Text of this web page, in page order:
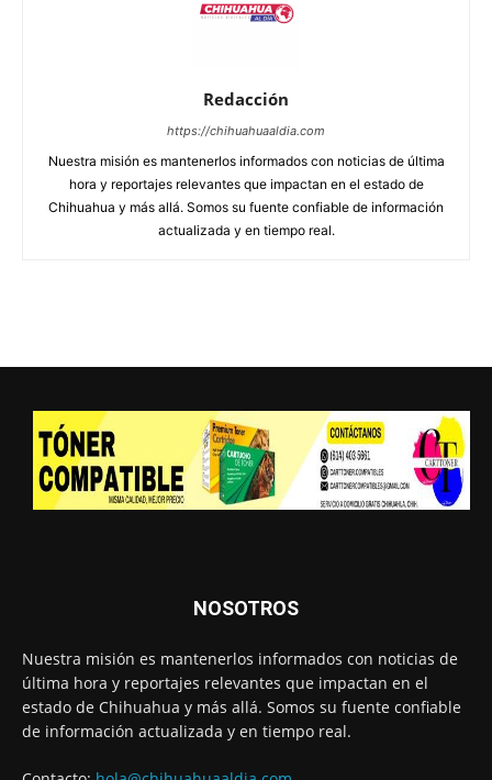
Redacción
https://chihuahuaaldia.com
Nuestra misión es mantenerlos informados con noticias de última
hora y reportajes relevantes que impactan en el estado de
Chihuahua y más allá. Somos su fuente confiable de información
actualizada y en tiempo real.
NOSOTROS
Nuestra misión es mantenerlos informados con noticias de
última hora y reportajes relevantes que impactan en el
estado de Chihuahua y más allá. Somos su fuente confiable
de información actualizada y en tiempo real.